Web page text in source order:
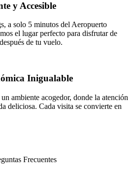
y Accesible
a solo 5 minutos del Aeropuerto
el lugar perfecto para disfrutar de
de tu vuelo.
Inigualable
ambiente acogedor, donde la atención
deliciosa. Cada visita se convierte en
Frecuentes